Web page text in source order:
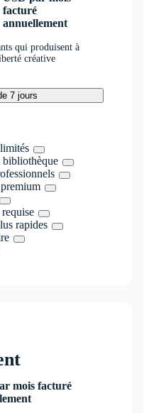
facturé
annuellement
qui produisent à
créative
7 jours
bibliothèque
rapides
mois facturé